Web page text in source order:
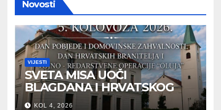
Novosti
VIJESTI
SVETA MISA UOČI
BLAGDANA I HRVATSKOG
PRAZNIKA SLOBODE
KOL 4, 2026